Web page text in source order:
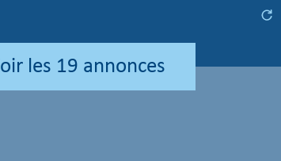
voir les 19 annonces